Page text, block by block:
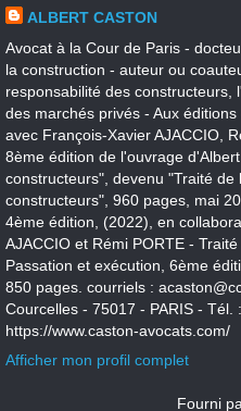
ALBERT CASTON
Avocat à la Cour de Paris -
la construction - auteur ou
responsabilité des
des marchés privés - Aux
avec François-Xavier AJACCIO,
8ème édition de l'ouvrage
constructeurs", devenu "Traité de
constructeurs", 960 pages, mai
4ème édition, (2022), en
AJACCIO et Rémi PORTE -
Passation et exécution, 6ème
850 pages. courriels :
Courcelles - 75017 - PARIS - Tél.
https://www.caston-avocats.com/
Afficher mon profil complet
Fourni